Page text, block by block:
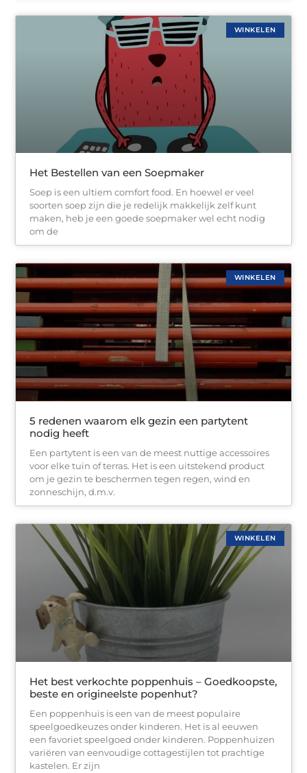
WINKELEN
Het Bestellen van een Soepmaker
Soep is een ultiem comfort food. En hoewel er veel
soorten soep zijn die je redelijk makkelijk zelf kunt
maken, heb je een goede soepmaker wel echt nodig
om de
WINKELEN
5 redenen waarom elk gezin een partytent
nodig heeft
Een partytent is een van de meest nuttige accessoires
voor elke tuin of terras. Het is een uitstekend product
om je gezin te beschermen tegen regen, wind en
zonneschijn, d.m.v.
WINKELEN
Het best verkochte poppenhuis – Goedkoopste,
beste en origineelste popenhut?
Een poppenhuis is een van de meest populaire
speelgoedkeuzes onder kinderen. Het is al eeuwen
een favoriet speelgoed onder kinderen. Poppenhuizen
variëren van eenvoudige cottagestijlen tot prachtige
kastelen. Er zijn